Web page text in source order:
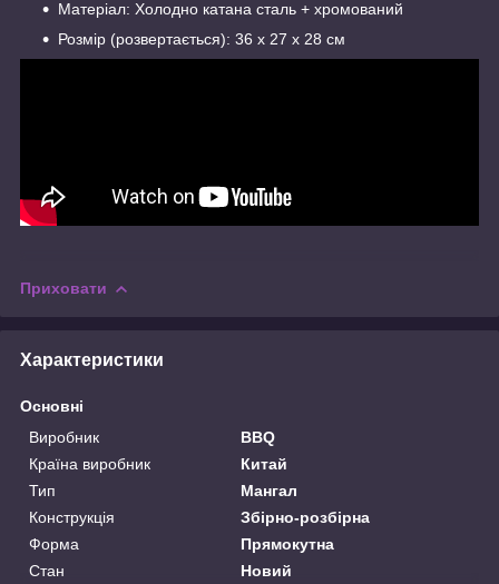
Матеріал: Холодно катана сталь + хромований
Розмір (розвертається): 36 х 27 х 28 см
Приховати
Характеристики
Основні
Виробник
BBQ
Країна виробник
Китай
Тип
Мангал
Конструкція
Збірно-розбірна
Форма
Прямокутна
Стан
Новий